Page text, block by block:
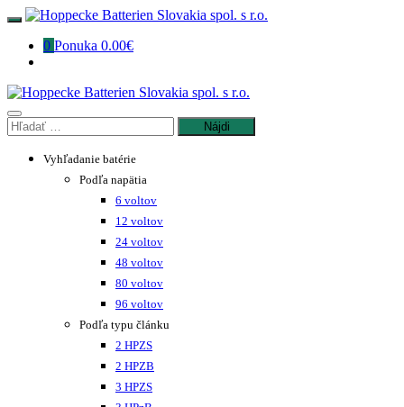
Preskočiť
obsah
0 Ponuka 0.00€
Hľadať:
Vyhľadanie batérie
Podľa napätia
6 voltov
12 voltov
24 voltov
48 voltov
80 voltov
96 voltov
Podľa typu článku
2 HPZS
2 HPZB
3 HPZS